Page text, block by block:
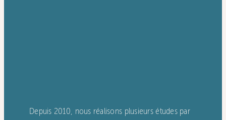
Depuis 2010, nous réalisons plusieurs études par